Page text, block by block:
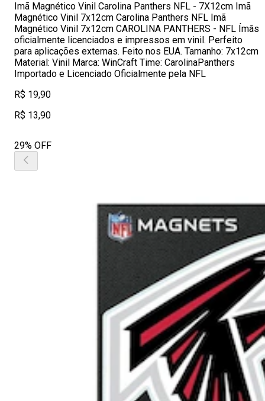
Imã Magnético Vinil Carolina Panthers NFL - 7X12cm Imã
Magnético Vinil 7x12cm Carolina Panthers NFL Imã
Magnético Vinil 7x12cm CAROLINA PANTHERS - NFL Ímãs
oficialmente licenciados e impressos em vinil. Perfeito
para aplicações externas. Feito nos EUA. Tamanho: 7x12cm
Material: Vinil Marca: WinCraft Time: CarolinaPanthers
Importado e Licenciado Oficialmente pela NFL
R$ 19,90
R$ 13,90
29% OFF